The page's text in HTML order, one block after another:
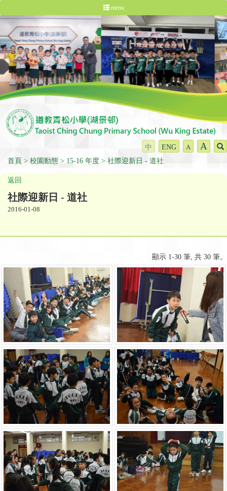
menu
中 ENG A A
首頁 校園動態 15-16 年度 社際迎新日 - 道社
返回
社際迎新日 - 道社
2016-01-08
顯示 1-30 筆, 共 30 筆。